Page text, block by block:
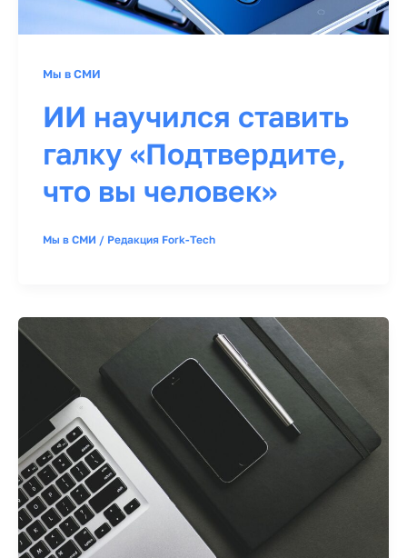
Мы в СМИ
ИИ научился ставить
галку «Подтвердите,
что вы человек»
Мы в СМИ / Редакция Fork-Tech